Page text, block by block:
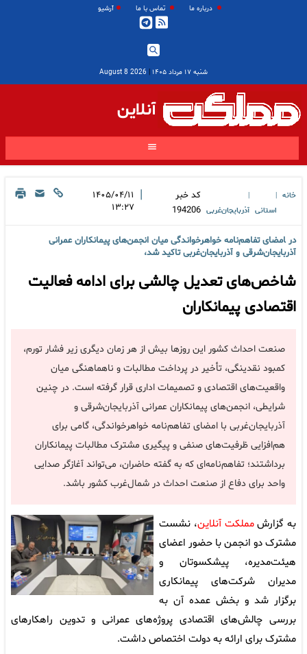
درباره ما تماس با ما آرشیو
شنبه ۱۷ مرداد ۱۴۰۵ |
2026 August 8
آنلاین
خانه
استانی آذربایجان‌غربی
کد خبر
194206
|
۱۴۰۵/۰۴/۱۱
۱۳:۲۷
در ‍امضای تفاهم‌نامه خواهرخواندگی میان انجمن‌های پیمانکاران عمرانی
آذربایجان‌شرقی و آذربایجان‌غربی تاکید شد،
شاخص‌های تعدیل چالشی برای ادامه فعالیت
اقتصادی پیمانکاران
صنعت احداث کشور این روزها بیش از هر زمان دیگری زیر فشار تورم،
کمبود نقدینگی، تأخیر در پرداخت مطالبات و ناهماهنگی میان
واقعیت‌های اقتصادی و تصمیمات اداری قرار گرفته است. در چنین
شرایطی، انجمن‌های پیمانکاران عمرانی آذربایجان‌شرقی و
آذربایجان‌غربی با امضای تفاهم‌نامه خواهرخواندگی، گامی برای
هم‌افزایی ظرفیت‌های صنفی و پیگیری مشترک مطالبات پیمانکاران
برداشتند؛ تفاهم‌نامه‌ای که به گفته حاضران، می‌تواند آغازگر صدایی
واحد برای دفاع از صنعت احداث در شمال‌غرب کشور باشد.
به گزارشمملکت آنلاین، نشست
مشترک دو انجمن با حضور اعضای
هیئت‌مدیره، پیشکسوتان و
مدیران شرکت‌های پیمانکاری
برگزار شد و بخش عمده آن به
بررسی چالش‌های اقتصادی پروژه‌های عمرانی و تدوین راهکارهای
مشترک برای ارائه به دولت اختصاص داشت.